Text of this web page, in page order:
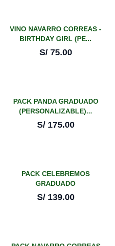
VINO NAVARRO CORREAS -
BIRTHDAY GIRL (PE...
S/ 75.00
PACK PANDA GRADUADO
(PERSONALIZABLE)...
S/ 175.00
PACK CELEBREMOS
GRADUADO
(PERSONALIZABLE...
S/ 139.00